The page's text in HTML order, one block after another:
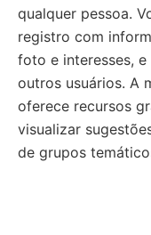
qualquer pessoa.
registro com
foto e interesses,
outros usuários. A
oferece recursos
visualizar
de grupos